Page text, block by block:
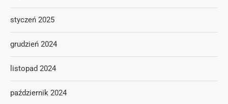
styczeń 2025
grudzień 2024
listopad 2024
październik 2024